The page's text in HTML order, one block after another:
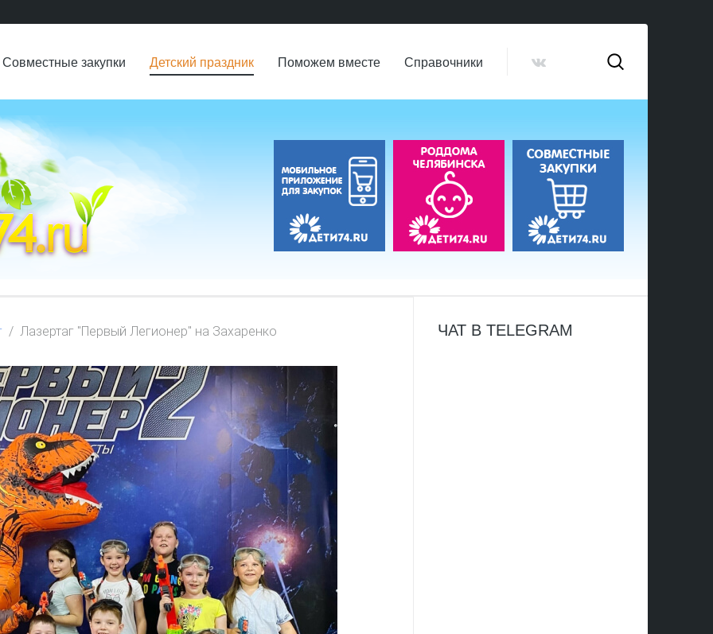
Совместные закупки Детский праздник Поможем вместе Справочники
Лазертаг "Первый Легионер" на Захаренко ЧАТ В TELEGRAM